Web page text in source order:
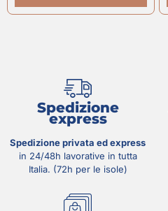
Spedizione
express
Spedizione privata ed express
in 24/48h lavorative in tutta
Italia. (72h per le isole)